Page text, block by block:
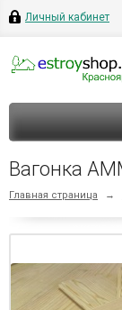
Личный кабинет
Главная страница →